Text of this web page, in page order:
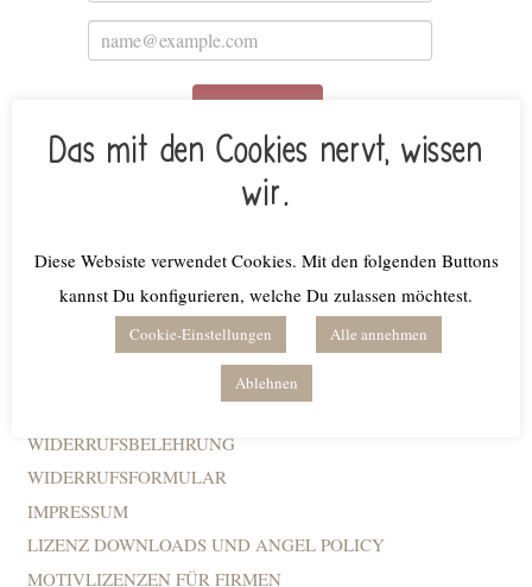
Anmelden
Mit deiner Anmeldung erlaubst du mir, dass ich dir
Infos und Neuigkeiten rund um beemybear senden
darf. Du kannst dich natürlich jederzeit wieder
Rechtliches
WIDERRUFSBELEHRUNG
WIDERRUFSFORMULAR
IMPRESSUM
LIZENZ DOWNLOADS UND ANGEL POLICY
MOTIVLIZENZEN FÜR FIRMEN
Das mit den Cookies nervt, wissen
wir.
Diese Websiste verwendet Cookies. Mit den folgenden Buttons
kannst Du konfigurieren, welche Du zulassen möchtest.
Cookie-Einstellungen Alle annehmen
Ablehnen